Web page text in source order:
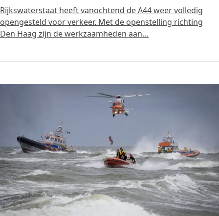
Rijkswaterstaat heeft vanochtend de A44 weer volledig
opengesteld voor verkeer. Met de openstelling richting
Den Haag zijn de werkzaamheden aan…